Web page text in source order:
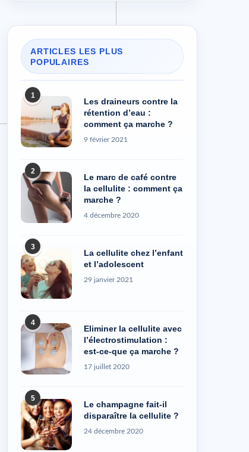
ARTICLES LES PLUS
POPULAIRES
1
Les draineurs contre la
rétention d’eau :
comment ça marche ?
9 février 2021
2
Le marc de café contre
la cellulite : comment ça
marche ?
4 décembre 2020
3
La cellulite chez l’enfant
et l’adolescent
29 janvier 2021
4
Eliminer la cellulite avec
l’électrostimulation :
est-ce-que ça marche ?
17 juillet 2020
5
Le champagne fait-il
disparaître la cellulite ?
24 décembre 2020